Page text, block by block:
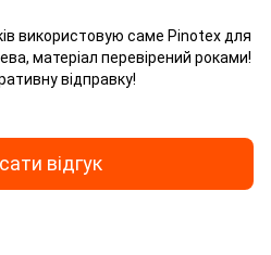
використовую саме Pinotex для
матеріал перевірений роками!
відправку!
відгук